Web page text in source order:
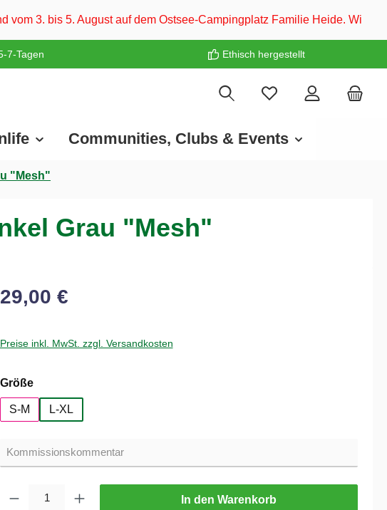
auf dem Ostsee-Campingplatz Familie Heide. Wir freuen uns auf euch! ❤️
7-Tagen Ethisch hergestellt
Communities, Clubs & Events
"Mesh"
Grau "Mesh"
29,00 €
Preise inkl. MwSt. zzgl. Versandkosten
Größeauswählen
S-M L-XL
In den Warenkorb